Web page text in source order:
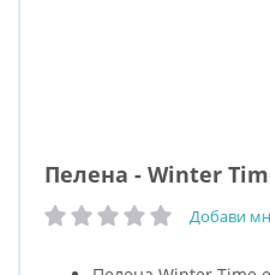
Пелена - Winter
рейтинг: Добави